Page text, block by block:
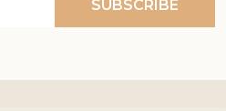
SUBSCRIBE